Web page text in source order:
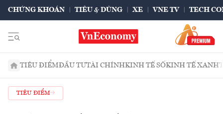
CHỨNG KHOÁN TIÊU & DÙNG XE VNE TV TECH
TIÊU ĐIỂMĐẦU TƯTÀI CHÍNHKINH TẾ SỐKINH TẾ XANH
TIÊU ĐIỂM